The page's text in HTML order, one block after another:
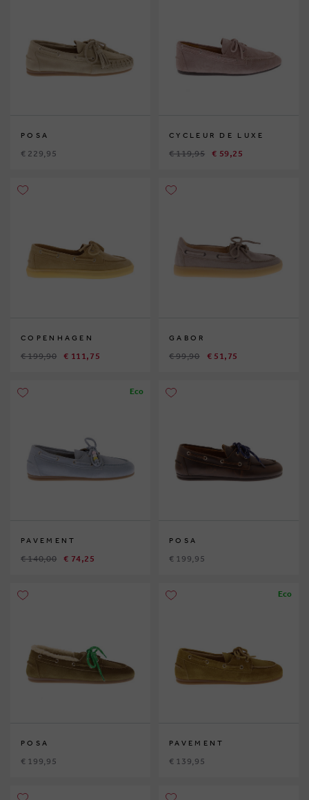
POSA
€ 229,95
CYCLEUR DE LUXE
€ 119,95 € 59,25
COPENHAGEN
€ 199,90 € 111,75
GABOR
€ 99,90 € 51,75
Eco
PAVEMENT
€ 140,00 € 74,25
POSA
€ 199,95
POSA
€ 199,95
Eco
PAVEMENT
€ 139,95